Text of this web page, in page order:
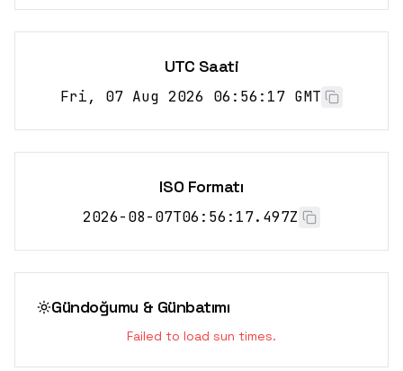
UTC Saati
Fri, 07 Aug 2026 06:56:17 GMT
ISO Formatı
2026-08-07T06:56:17.497Z
Gündoğumu & Günbatımı
Failed to load sun times.